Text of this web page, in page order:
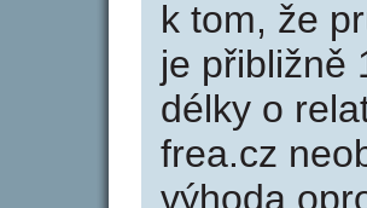
k tom, že
je přibližně
délky o
frea.cz
výhoda